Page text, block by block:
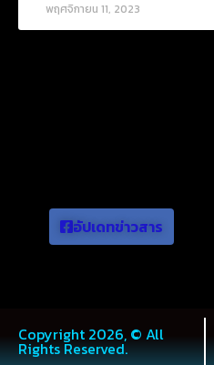
พฤศจิกายน 11, 2023
อัปเดทข่าวสาร
Copyright 2026, © All
Rights Reserved.